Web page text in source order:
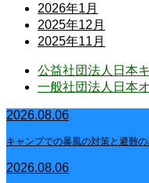
2026年1月
2025年12月
2025年11月
公益社団法人日本
一般社団法人日本
2026.08.06
キャンプでの暴風の対策と避難
2026.08.06